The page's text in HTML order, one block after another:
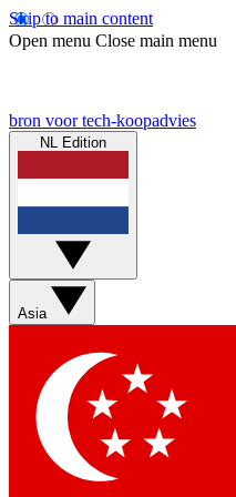
Skip to main content
Open menu Close main menu
bron voor tech-koopadvies
NL Edition
Asia